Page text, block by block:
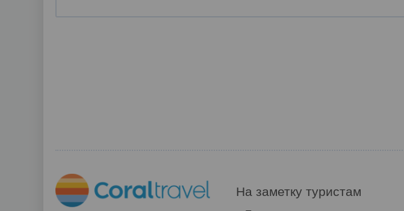
На заметку туристам